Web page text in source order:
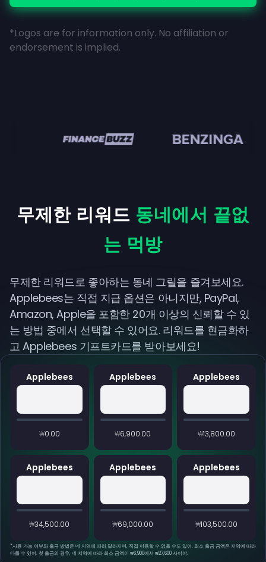
*Logos are for information only. No affiliation or
endorsement is implied.
Applebees
₩0.00
Applebees
₩6,900.00
Applebees
₩13,800.00
Applebees
₩34,500.00
Applebees
₩69,000.00
Applebees
₩103,500.00
*사용 가능 여부와 출금 방법은 네 지역에 따라 달라지며, 직접 이용할 수 없을 수도 있어. 최소 출금 금액은 지역에 따라
다를 수 있어. 첫 출금의 경우, 네 지역에 따라 최소 금액이 ₩6,900에서 ₩27,600 사이야.
무제한 리워드 동네에서 끝없
는 먹방
무제한 리워드로 좋아하는 동네 그릴을 즐겨보세요.
Applebees는 직접 지급 옵션은 아니지만, PayPal,
Amazon, Apple을 포함한 20개 이상의 신뢰할 수 있
는 방법 중에서 선택할 수 있어요. 리워드를 현금화하
고 Applebees 기프트카드를 받아보세요!